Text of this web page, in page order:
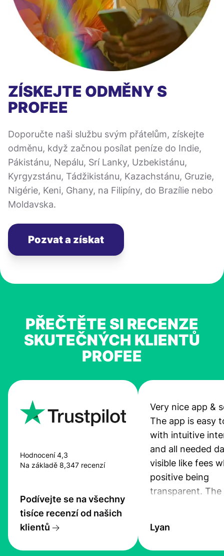
ZÍSKEJTE ODMĚNY S
PROFEE
Doporučte naši službu svým přátelům, získejte
odměnu, když začnou posílat peníze do Indie,
Pákistánu, Nepálu, Srí Lanky, Uzbekistánu,
Kyrgyzstánu, Tádžikistánu, Kazachstánu, Gruzie,
Nigérie, Keni, Ghany, na Filipíny, do Brazílie nebo
Moldavska.
Pozvat a získat
PŘEČTĚTE SI RECENZE
SKUTEČNÝCH KLIENTŮ
PROFEE
Hodnocení 4,3
Na základě 8,347 recenzí
Podívejte se na všechny
tisíce recenzí od našich
klientů
Very nice app &
The app is easy
with intuitive
and all needed
visible like fees
positive being
transparent. The
the exchange
Lyan